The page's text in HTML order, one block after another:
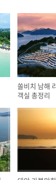
쏠비치 남해
객실 총정리